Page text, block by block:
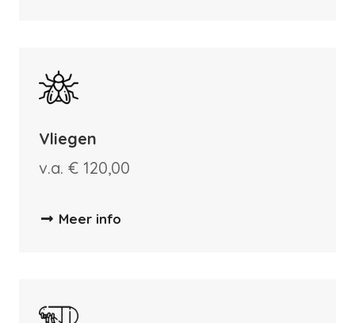
Vliegen
v.a. € 120,00
Meer info